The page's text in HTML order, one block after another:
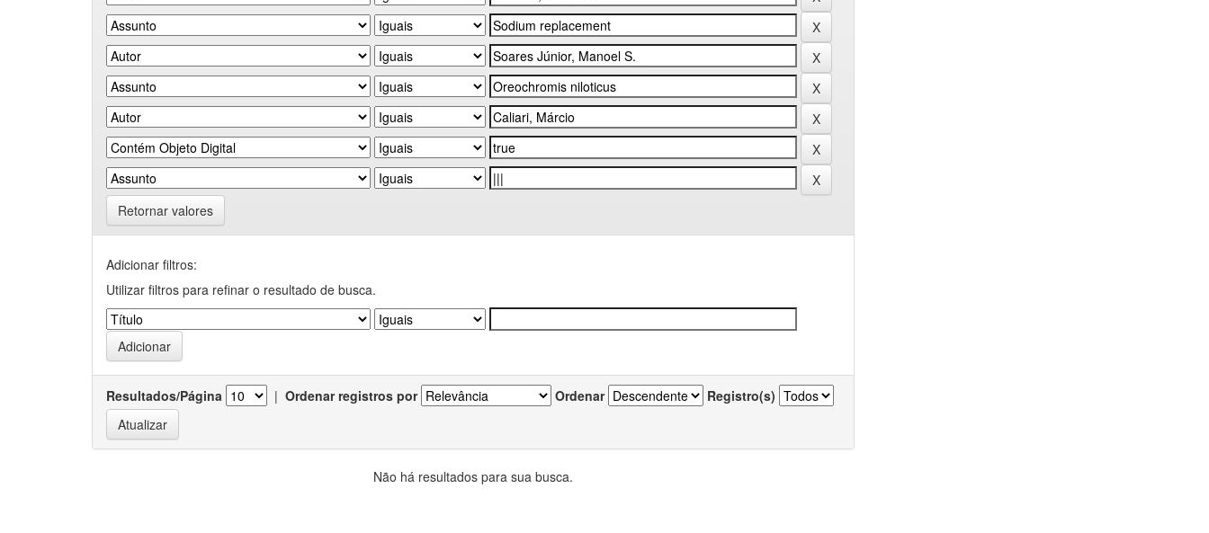
Retornar valores
Adicionar filtros:
Utilizar filtros para refinar o resultado de busca.
Resultados/Página | Ordenar registros por Ordenar Registro(s)
Não há resultados para sua busca.